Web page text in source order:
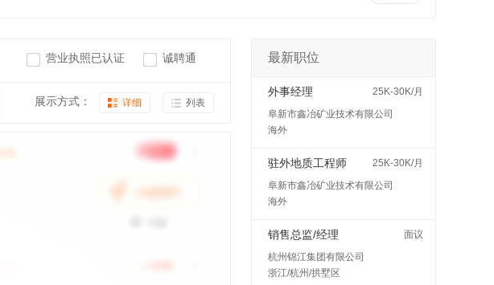
营业执照已认证 诚聘通
展示方式： 详细 列表
最新职位
外事经理
25K-30K/月
阜新市鑫冶矿业技术有限公司
海外
驻外地质工程师
25K-30K/月
阜新市鑫冶矿业技术有限公司
海外
销售总监/经理
面议
杭州锦江集团有限公司
浙江/杭州/拱墅区